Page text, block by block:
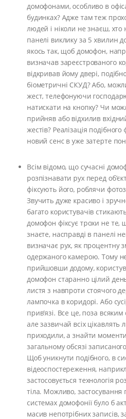
домофонами, особливо в
будинках? Адже там теж
людей і ніколи не знаєш, хто
панелі виклику за 5 хвилин
якось так, щоб домофон,
визначав зареєстрованого
відкривав йому двері,
біометричні СКУД? Або,
жест, телефонуючи
натискати на кнопку? Чи
прийняв або відхилив
жестів? Реалізація
новий сенс в уже затерте
Всім відомо, що сучасні
розпізнавати рух перед
фіксують його, роблячи
Звучить дуже красиво і
багато користувачів
домофон фіксує трохи не те,
знаєте, насправді в панелі
визначає рух, як процентну
одержаного камерою. Тому
прийшовши додому,
домофон старанно цілий
листя з навпроти стоячого
лампочка в коридорі. Або
прив’язі. Все це, поза
але зазвичай всіх
приходили, а знайти
загальному обсязі
Щоб уникнути подібного, в
відеоспостереження,
застосовується технологія
тіла. Можливо, застосування
системах домофонії було б
масив непотрібних записів,